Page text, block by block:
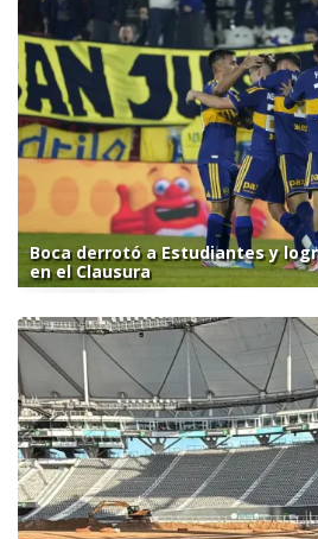
Boca derrotó a Estudiantes y
en el Clausura